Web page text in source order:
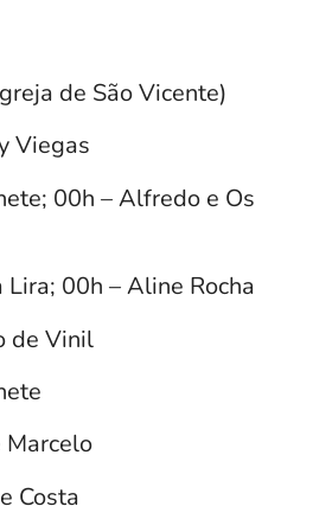
de São Vicente)
Viegas
00h – Alfredo e Os
00h – Aline Rocha
de Vinil
Marcelo
Costa